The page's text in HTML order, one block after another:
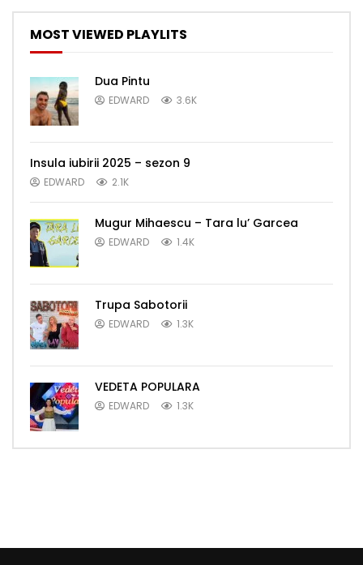
MOST VIEWED PLAYLITS
Dua Pintu
EDWARD 3.6K
Insula iubirii 2025 – sezon 9
EDWARD 2.1K
Mugur Mihaescu – Tara lu’ Garcea
EDWARD 1.4K
Trupa Sabotorii
EDWARD 1.3K
VEDETA POPULARA
EDWARD 1.3K